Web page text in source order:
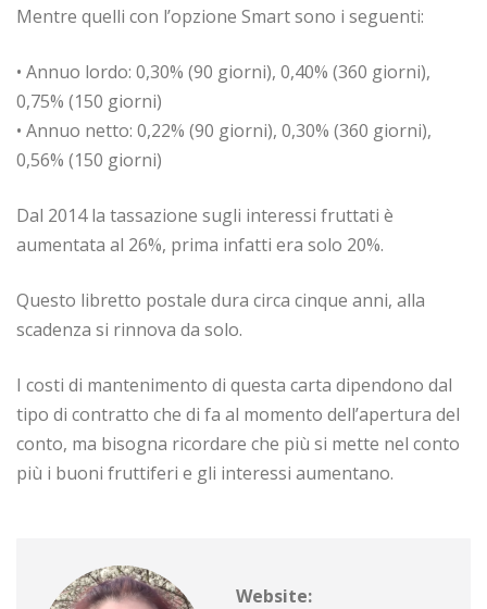
Mentre quelli con l’opzione Smart sono i seguenti:
• Annuo lordo: 0,30% (90 giorni), 0,40% (360 giorni),
0,75% (150 giorni)
• Annuo netto: 0,22% (90 giorni), 0,30% (360 giorni),
0,56% (150 giorni)
Dal 2014 la tassazione sugli interessi fruttati è
aumentata al 26%, prima infatti era solo 20%.
Questo libretto postale dura circa cinque anni, alla
scadenza si rinnova da solo.
I costi di mantenimento di questa carta dipendono dal
tipo di contratto che di fa al momento dell’apertura del
conto, ma bisogna ricordare che più si mette nel conto
più i buoni fruttiferi e gli interessi aumentano.
Website: